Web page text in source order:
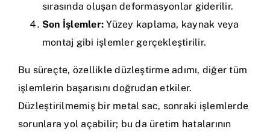
sırasında oluşan deformasyonlar giderilir.
Son İşlemler: Yüzey kaplama, kaynak veya
montaj gibi işlemler gerçekleştirilir.
Bu süreçte, özellikle düzleştirme adımı, diğer tüm
işlemlerin başarısını doğrudan etkiler.
Düzleştirilmemiş bir metal sac, sonraki işlemlerde
sorunlara yol açabilir; bu da üretim hatalarının